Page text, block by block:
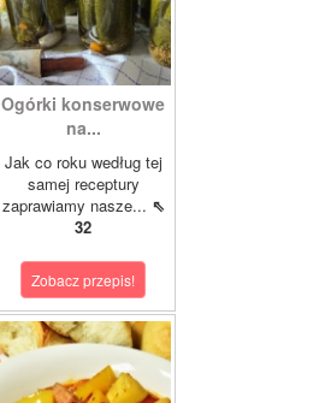
Ogórki konserwowe
na...
Jak co roku według tej
samej receptury
zaprawiamy nasze... ⇖
32
Zobacz przepis!